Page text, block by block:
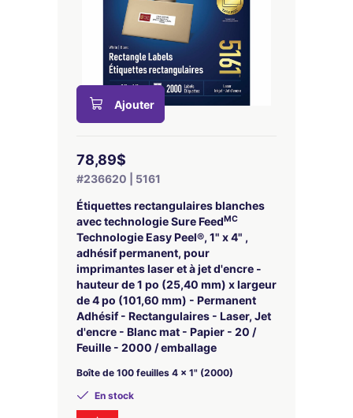
Ajouter
78,89$
#236620 | 5161
Étiquettes rectangulaires blanches
avec technologie Sure FeedMC
Technologie Easy Peel®, 1" x 4" ,
adhésif permanent, pour
imprimantes laser et à jet d'encre -
hauteur de 1 po (25,40 mm) x largeur
de 4 po (101,60 mm) - Permanent
Adhésif - Rectangulaires - Laser, Jet
d'encre - Blanc mat - Papier - 20 /
Feuille - 2000 / emballage
Boîte de 100 feuilles 4 x 1" (2000)
En stock